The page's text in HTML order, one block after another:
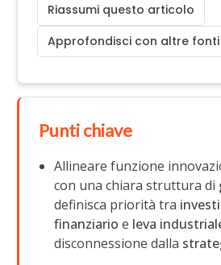
Riassumi questo articolo
Approfondisci con altre fonti
Punti chiave
Allineare funzione
con una chiara struttura di
definisca priorità tra
finanziario e leva
disconnessione dalla